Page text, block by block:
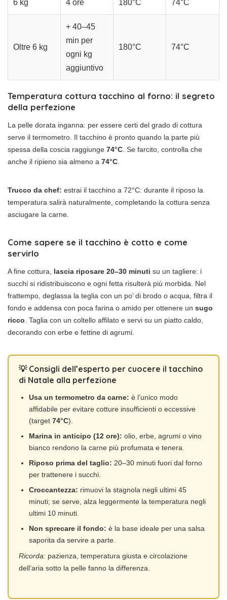
6 kg 4 ore 180°C 74°C
Oltre 6 kg
+ 40–45
min per
ogni kg
aggiuntivo
180°C 74°C
Temperatura cottura tacchino al forno: il segreto
della perfezione
La pelle dorata inganna: per essere certi del grado di cottura
serve il termometro. Il tacchino è pronto quando la parte più
spessa della coscia raggiunge 74°C . Se farcito, controlla che
anche il ripieno sia almeno a 74°C
Trucco da chef: estrai il tacchino a 72°C: durante il riposo la
temperatura salirà naturalmente, completando la cottura senza
asciugare la carne.
Come sapere se il tacchino è cotto e come
servirlo
A fine cottura, lascia riposare 20–30 minuti su un tagliere: i
succhi si ridistribuiscono e ogni fetta risulterà più morbida. Nel
frattempo, deglassa la teglia con un po’ di brodo o acqua, filtra il
fondo e addensa con poca farina o amido per ottenere un sugo
ricco . Taglia con un coltello affilato e servi su un piatto caldo,
decorando con erbe e fettine di agrumi.
💡 Consigli dell’esperto per cuocere il tacchino
di Natale alla perfezione
Usa un termometro da carne: è l’unico modo
affidabile per evitare cotture insufficienti o eccessive
(target 74°C).
Marina in anticipo (12 ore): olio, erbe, agrumi o vino
bianco rendono la carne più profumata e tenera.
Riposo prima del taglio: 20–30 minuti fuori dal forno
per trattenere i succhi.
Croccantezza: rimuovi la stagnola negli ultimi 45
minuti; se serve, alza leggermente la temperatura negli
ultimi 10 minuti.
Non sprecare il fondo: è la base ideale per una salsa
saporita da servire a parte.
Ricorda: pazienza, temperatura giusta e circolazione
dell’aria sotto la pelle fanno la differenza.